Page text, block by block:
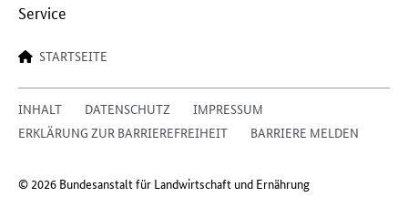
Service
STARTSEITE
INHALT DATENSCHUTZ
IMPRESSUM
ERKLÄRUNG ZUR BARRIEREFREIHEIT
BARRIERE MELDEN
© 2026 Bundesanstalt für Landwirtschaft und Ernährung